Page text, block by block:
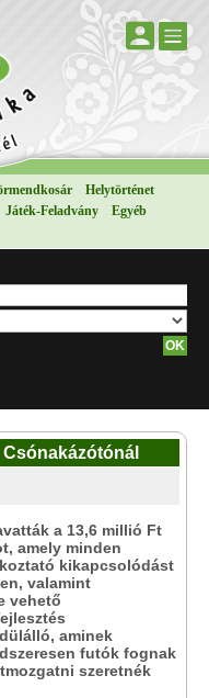
Helytörténet
Játék-Feladvány
Egyéb
a 13,6 millió Ft
amely minden
kikapcsolódást
valamint
vehető
aminek
futók fognak
szeretnék